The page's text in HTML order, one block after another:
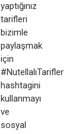
yaptığınız
tarifleri
bizimle
paylaşmak
için
#NutellalıTarifler
hashtagini
kullanmayı
ve
sosyal